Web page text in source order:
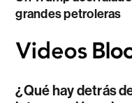
grandes petroleras
¿Qué hay detrás